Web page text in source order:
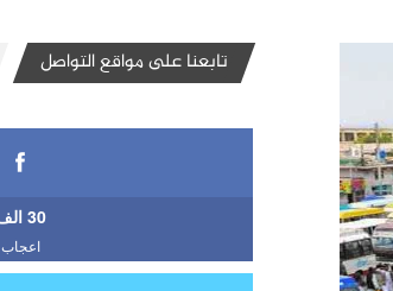
تابعنا على مواقع التواصل
30 الف
اعجاب